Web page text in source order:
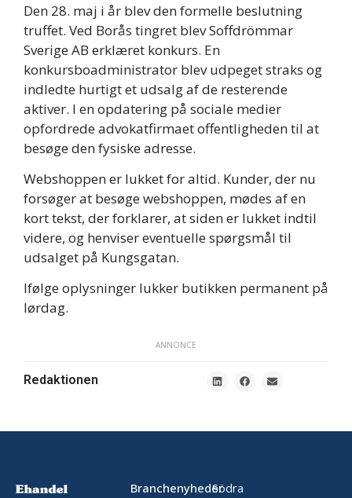
Den 28. maj i år blev den formelle beslutning
truffet. Ved Borås tingret blev Soffdrömmar
Sverige AB erklæret konkurs. En
konkursboadministrator blev udpeget straks og
indledte hurtigt et udsalg af de resterende
aktiver. I en opdatering på sociale medier
opfordrede advokatfirmaet offentligheden til at
besøge den fysiske adresse.
Webshoppen er lukket for altid. Kunder, der nu
forsøger at besøge webshoppen, mødes af en
kort tekst, der forklarer, at siden er lukket indtil
videre, og henviser eventuelle spørgsmål til
udsalget på Kungsgatan.
Ifølge oplysninger lukker butikken permanent på
lørdag.
ANNONCE
Redaktionen
BranchenyhederSödra